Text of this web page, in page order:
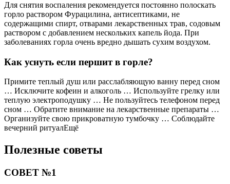
Для снятия воспаления рекомендуется постоянно полоскать
горло раствором Фурацилина, антисептиками, не
содержащими спирт, отварами лекарственных трав, содовым
раствором с добавлением нескольких капель йода. При
заболеваниях горла очень вредно дышать сухим воздухом.
Как уснуть если першит в горле?
Примите теплый душ или расслабляющую ванну перед сном
… Исключите кофеин и алкоголь … Используйте грелку или
теплую электроподушку … Не пользуйтесь телефоном перед
сном … Обратите внимание на лекарственные препараты …
Организуйте свою прикроватную тумбочку … Соблюдайте
вечерний ритуалЕщё
Полезные советы
СОВЕТ №1